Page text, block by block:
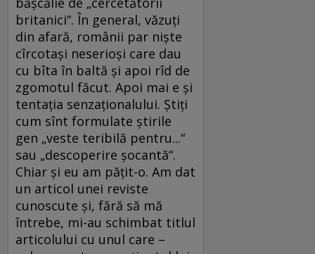
britanici“. În general, văzuţi
din afară, românii par nişte
cîrcotaşi neserioşi care dau
cu bîta în baltă şi apoi rîd de
zgomotul făcut. Apoi mai e şi
tentaţia senzaţionalului. Ştiţi
cum sînt formulate ştirile
gen „veste teribilă pentru...“
sau „descoperire şocantă“.
Chiar şi eu am păţit-o. Am dat
un articol unei reviste
cunoscute şi, fără să mă
întrebe, mi-au schimbat titlul
articolului cu unul care –